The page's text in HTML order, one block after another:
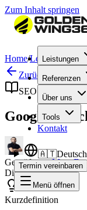
Zum Inhalt springen
Leistungen
Referenzen
Über uns
Tools
Kontakt
🇦🇹Deutsch
Termin vereinbaren
Menü öffnen
Home/Lexikon/
Zurück zum
SEO &
Google
Geprüft von Mag.
Director
Kurzdefinition